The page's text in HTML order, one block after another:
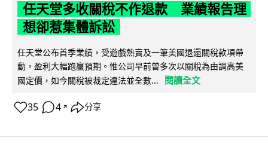
任天堂多收關稅不作退款 業績報告理
想卻惹集體訴訟
任天堂公布首季業績，受遊戲熱賣及一筆美國退還關稅款項帶
動，盈利大幅跑贏預期。惟公司早前曾多次以關稅為由調高美
國定價，如今關稅被裁定違法並全數...
閱讀全文
35 4 ↗ 分享